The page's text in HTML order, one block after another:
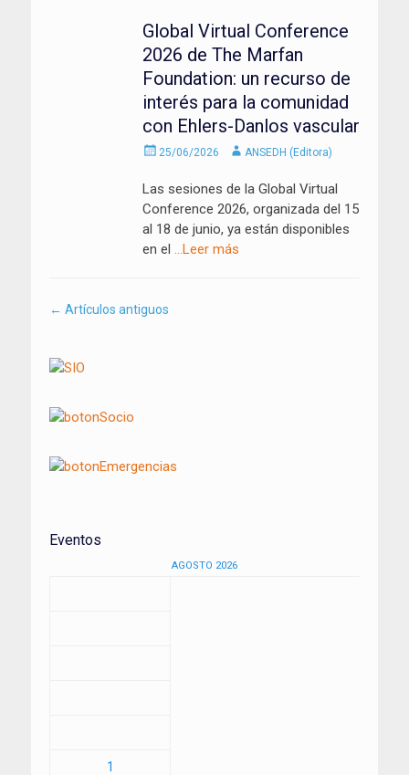
Global Virtual Conference
2026 de The Marfan
Foundation: un recurso de
interés para la comunidad
con Ehlers-Danlos vascular
Enviado
25/06/2026 AutorANSEDH (Editora)
Las sesiones de la Global Virtual
Conference 2026, organizada del 15
al 18 de junio, ya están disponibles
en el …Leer más
Navegación
artículos
← Artículos antiguos
Eventos
AGOSTO 2026
1